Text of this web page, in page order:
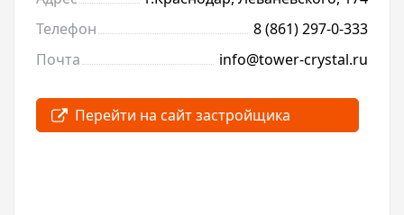
Телефон
8 (861) 297-0-333
Почта
info@tower-crystal.ru